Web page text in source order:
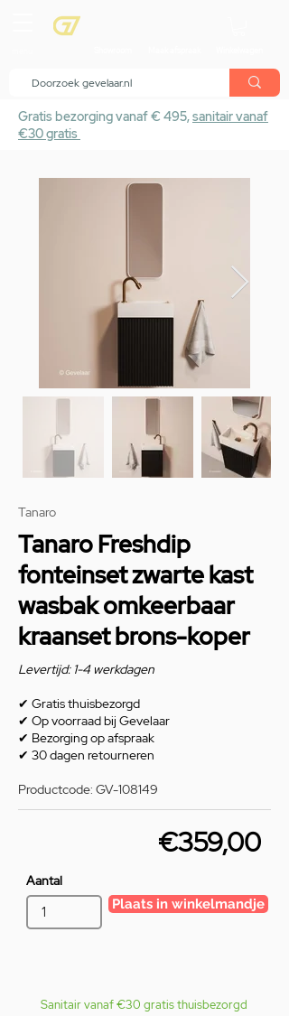
Gratis bezorging vanaf € 495,sanitair vanaf
€30 gratis
Tanaro
Tanaro Freshdip
fonteinset zwarte kast
wasbak omkeerbaar
kraanset brons-koper
Levertijd: 1-4 werkdagen
✔ Gratis thuisbezorgd
✔ Op voorraad bij Gevelaar
✔ Bezorging op afspraak
✔ 30 dagen retourneren
Productcode: GV-108149
€359,00
Aantal
Plaats in winkelmandje
Sanitair vanaf €30 gratis thuisbezorgd